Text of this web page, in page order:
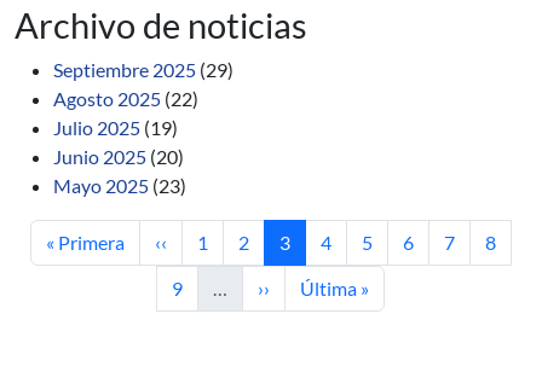
Archivo de noticias
Septiembre 2025 (29)
Agosto 2025 (22)
Julio 2025 (19)
Junio 2025 (20)
Mayo 2025 (23)
Primera página
« Primera Página anterior
‹‹ Página
1 Página
2 Página actual
3 Página
4 Página
5 Página
6 Página
7 Página
8
Página
9 … Siguiente página
›› Última página
Última »